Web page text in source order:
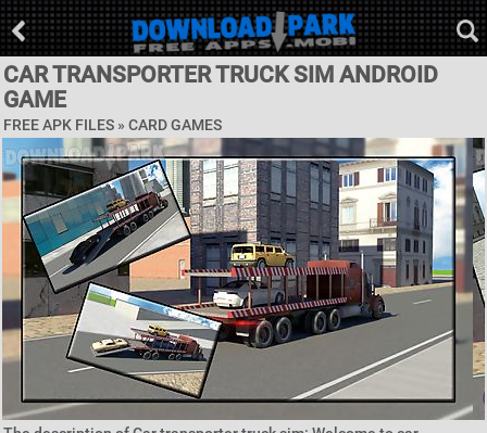
CAR TRANSPORTER TRUCK SIM ANDROID
GAME
FREE APK FILES » CARD GAMES